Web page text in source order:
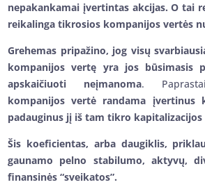
nepakankamai įvertintas akcijas. O tai
reikalinga tikrosios kompanijos vertės
Grehemas pripažino, jog visų
kompanijos vertę yra jos būsimasis
apskaičiuoti neįmanoma.
kompanijos vertė randama įvertinus
padauginus jį iš tam tikro
Šis koeficientas, arba daugiklis,
gaunamo pelno stabilumo, aktyvų,
finansinės “sveikatos”.